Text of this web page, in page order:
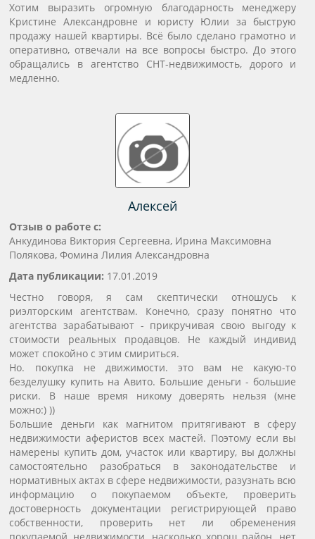
Хотим выразить огромную благодарность менеджеру
Кристине Александровне и юристу Юлии за быструю
продажу нашей квартиры. Всё было сделано грамотно и
оперативно, отвечали на все вопросы быстро. До этого
обращались в агентство СНТ-недвижимость, дорого и
медленно.
Алексей
Отзыв о работе с:
Анкудинова Виктория Сергеевна, Ирина Максимовна
Полякова, Фомина Лилия Александровна
Дата публикации: 17.01.2019
Честно говоря, я сам скептически отношусь к
риэлторским агентствам. Конечно, сразу понятно что
агентства зарабатывают - прикручивая свою выгоду к
стоимости реальных продавцов. Не каждый индивид
может спокойно с этим смириться.
Но. покупка не движимости. это вам не какую-то
безделушку купить на Авито. Большие деньги - большие
риски. В наше время никому доверять нельзя (мне
можно:) ))
Большие деньги как магнитом притягивают в сферу
недвижимости аферистов всех мастей. Поэтому если вы
намерены купить дом, участок или квартиру, вы должны
самостоятельно разобраться в законодательстве и
нормативных актах в сфере недвижимости, разузнать всю
информацию о покупаемом объекте, проверить
достоверность документации регистрирующей право
собственности, проверить нет ли обременения